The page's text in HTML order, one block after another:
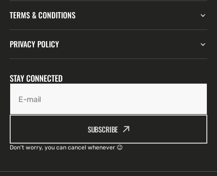
TERMS & CONDITIONS
PRIVACY POLICY
STAY CONNECTED
E-mail
SUBSCRIBE
Don't worry, you can cancel whenever 😉